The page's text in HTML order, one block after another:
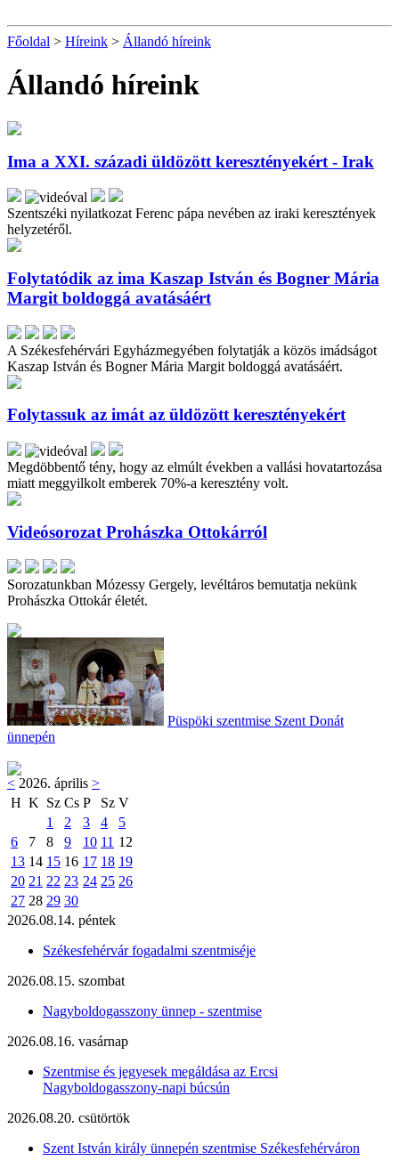
Főoldal > Híreink > Állandó híreink
Állandó híreink
Ima a XXI. századi üldözött keresztényekért - Irak
Szentszéki nyilatkozat Ferenc pápa nevében az iraki keresztények
helyzetéről.
Folytatódik az ima Kaszap István és Bogner Mária
Margit boldoggá avatásáért
A Székesfehérvári Egyházmegyében folytatják a közös imádságot
Kaszap István és Bogner Mária Margit boldoggá avatásáért.
Folytassuk az imát az üldözött keresztényekért
Megdöbbentő tény, hogy az elmúlt években a vallási hovatartozása
miatt meggyilkolt emberek 70%-a keresztény volt.
Videósorozat Prohászka Ottokárról
Sorozatunkban Mózessy Gergely, levéltáros bemutatja nekünk
Prohászka Ottokár életét.
Püspöki szentmise Szent Donát
ünnepén
< 2026. április >
H K Sz Cs P Sz V
1
2 3 4
5
6
7 8 9 10 11 12
13 14 15 16 17 18 19
20 21 22 23 24 25 26
27 28 29 30
2026.08.14. péntek
Székesfehérvár fogadalmi szentmiséje
2026.08.15. szombat
Nagyboldogasszony ünnep - szentmise
2026.08.16. vasárnap
Szentmise és jegyesek megáldása az Ercsi
Nagyboldogasszony-napi búcsún
2026.08.20. csütörtök
Szent István király ünnepén szentmise Székesfehérváron